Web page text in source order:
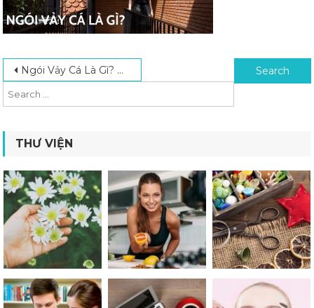
Post navigation
Ngói Vảy Cá Là Gì? Hướng Dẫn Cách Lợp Mái Ngói Vảy Cá Đúng Kỹ Thuật Search for:
THƯ VIỆN